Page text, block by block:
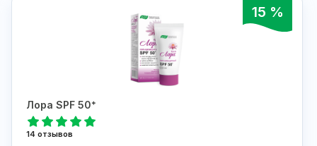
15 %
Лора SPF 50⁺
14 отзывов